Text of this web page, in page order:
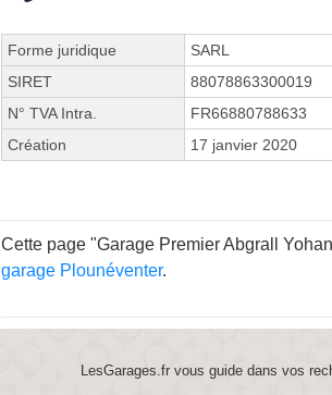
Forme juridique
SARL
SIRET
88078863300019
N° TVA Intra.
FR66880788633
Création
17 janvier 2020
Cette page "Garage Premier Abgrall
garage Plounéventer.
LesGarages.fr vous guide dans vos